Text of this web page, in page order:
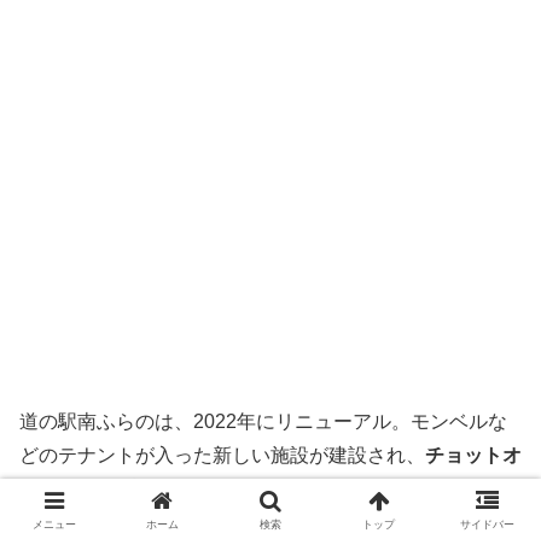
道の駅南ふらのは、2022年にリニューアル。モンベルな
どのテナントが入った新しい施設が建設され、 チョットオ
シャレにリブランドされました。
メニュー ホーム 検索 トップ サイドバー